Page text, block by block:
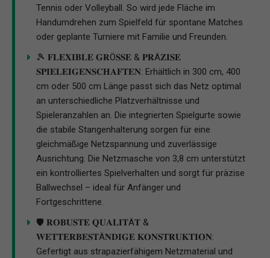
Tennis oder Volleyball. So wird jede Fläche im
Handumdrehen zum Spielfeld für spontane Matches
oder geplante Turniere mit Familie und Freunden.
🎾 𝐅𝐋𝐄𝐗𝐈𝐁𝐋𝐄 𝐆𝐑Ö𝐒𝐒𝐄 & 𝐏𝐑Ä𝐙𝐈𝐒𝐄
𝐒𝐏𝐈𝐄𝐋𝐄𝐈𝐆𝐄𝐍𝐒𝐂𝐇𝐀𝐅𝐓𝐄𝐍: Erhältlich in 300 cm, 400
cm oder 500 cm Länge passt sich das Netz optimal
an unterschiedliche Platzverhältnisse und
Spieleranzahlen an. Die integrierten Spielgurte sowie
die stabile Stangenhalterung sorgen für eine
gleichmäßige Netzspannung und zuverlässige
Ausrichtung. Die Netzmasche von 3,8 cm unterstützt
ein kontrolliertes Spielverhalten und sorgt für präzise
Ballwechsel – ideal für Anfänger und
Fortgeschrittene.
🛡️ 𝐑𝐎𝐁𝐔𝐒𝐓𝐄 𝐐𝐔𝐀𝐋𝐈𝐓Ä𝐓 &
𝐖𝐄𝐓𝐓𝐄𝐑𝐁𝐄𝐒𝐓Ä𝐍𝐃𝐈𝐆𝐄 𝐊𝐎𝐍𝐒𝐓𝐑𝐔𝐊𝐓𝐈𝐎𝐍:
Gefertigt aus strapazierfähigem Netzmaterial und